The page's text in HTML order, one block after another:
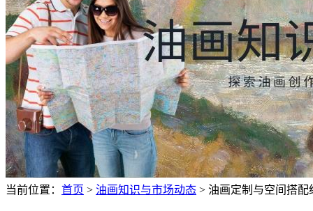
当前位置： 首页 > 油画知识与市场动态 > 油画定制与空间搭配